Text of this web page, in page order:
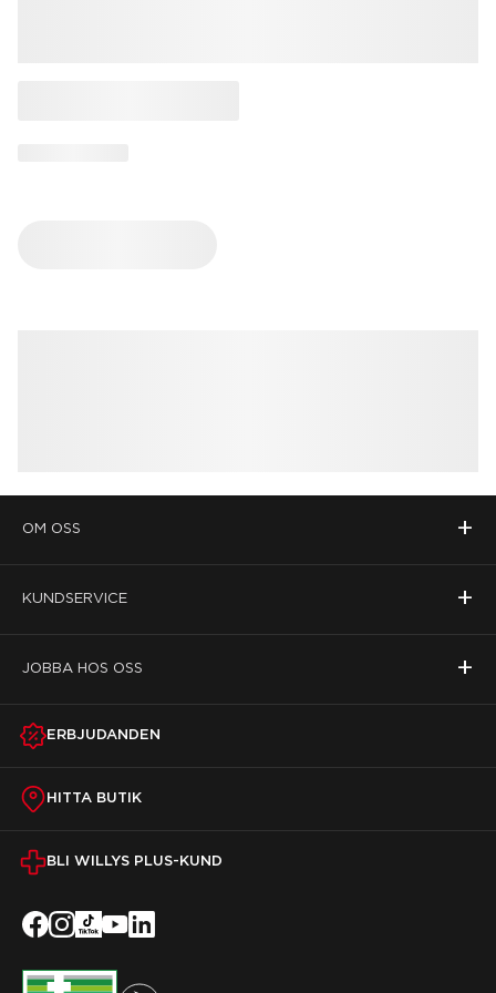
OM OSS +
KUNDSERVICE +
JOBBA HOS OSS +
ERBJUDANDEN
HITTA BUTIK
BLI WILLYS PLUS-KUND